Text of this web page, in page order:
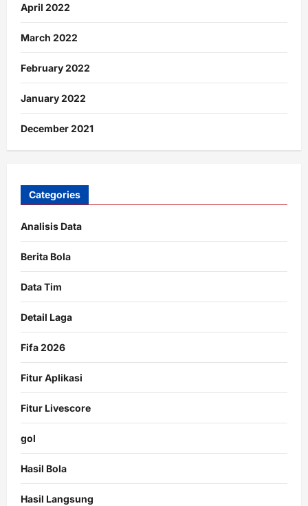
April 2022
March 2022
February 2022
January 2022
December 2021
Categories
Analisis Data
Berita Bola
Data Tim
Detail Laga
Fifa 2026
Fitur Aplikasi
Fitur Livescore
gol
Hasil Bola
Hasil Langsung